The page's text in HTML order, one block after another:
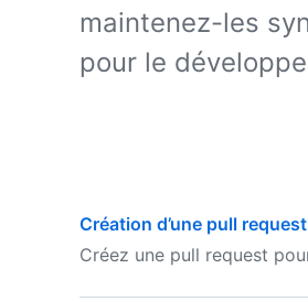
maintenez-les
pour le
Création d’une pull request
Créez une pull request